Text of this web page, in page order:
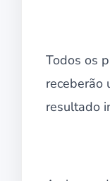
Todos os
receberão
resultado